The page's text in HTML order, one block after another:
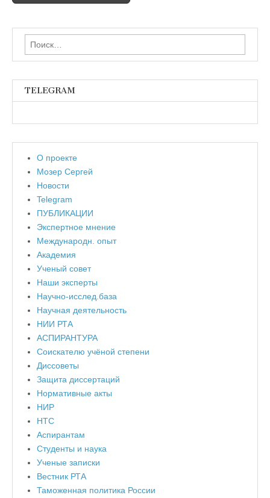
Найти:
TELEGRAM
О проекте
Мозер Сергей
Новости
Telegram
ПУБЛИКАЦИИ
Экспертное мнение
Международн. опыт
Академия
Ученый совет
Наши эксперты
Научно-исслед.база
Научная деятельность
НИИ РТА
АСПИРАНТУРА
Соискателю учёной степени
Диссоветы
Защита диссертаций
Нормативные акты
НИР
НТС
Аспирантам
Студенты и наука
Ученые записки
Вестник РТА
Таможенная политика России